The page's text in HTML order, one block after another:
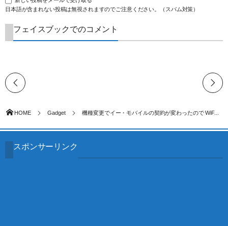
日本語が含まれない投稿は無視されますのでご注意ください。（スパム対策）
フェイスブックでのコメント
HOME Gadget 機種変更でイー・モバイルの契約が変わったので WiF...
スポンサーリンク